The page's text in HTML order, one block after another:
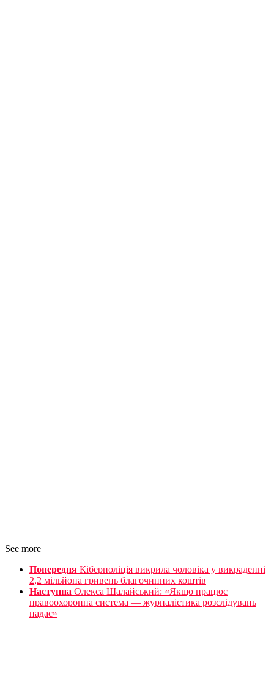
See more
Попередня Кіберполіція викрила чоловіка у викраденні
2,2 мільйона гривень благочинних коштів
Наступна Олекса Шалайський: «Якщо працює
правоохоронна система — журналістика розслідувань
падає»